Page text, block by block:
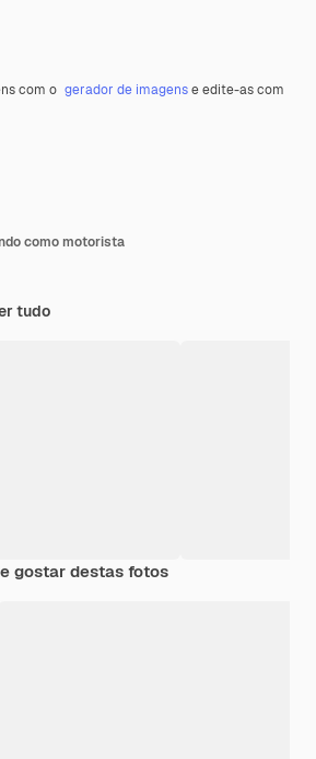
com o gerador de imagense edite-as com
como motorista
tudo
gostar destas fotos